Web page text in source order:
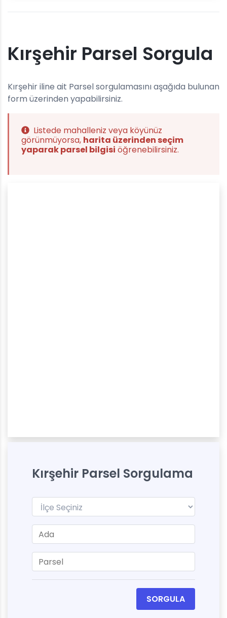
Kırşehir Parsel Sorgula
Kırşehir iline ait Parsel sorgulamasını aşağıda bulunan
form üzerinden yapabilirsiniz.
Listede mahalleniz veya köyünüz
görünmüyorsa, harita üzerinden seçim
yaparak parsel bilgisi öğrenebilirsiniz.
Kırşehir Parsel Sorgulama
SORGULA